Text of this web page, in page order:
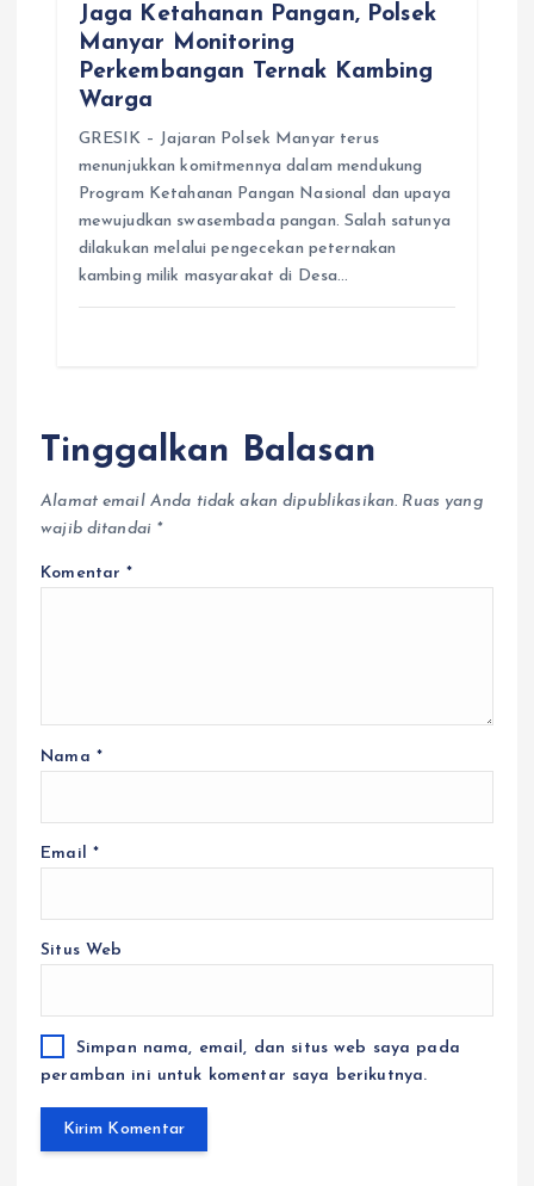
Jaga Ketahanan Pangan, Polsek
Manyar Monitoring
Perkembangan Ternak Kambing
Warga
GRESIK – Jajaran Polsek Manyar terus
menunjukkan komitmennya dalam mendukung
Program Ketahanan Pangan Nasional dan upaya
mewujudkan swasembada pangan. Salah satunya
dilakukan melalui pengecekan peternakan
kambing milik masyarakat di Desa…
Tinggalkan Balasan
Alamat email Anda tidak akan dipublikasikan. Ruas yang
wajib ditandai *
Komentar*
Nama *
Email *
Situs Web
Simpan nama, email, dan situs web saya pada
peramban ini untuk komentar saya berikutnya.